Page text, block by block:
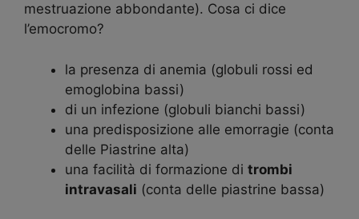
mestruazione abbondante). Cosa ci dice
l’emocromo?
la presenza di anemia (globuli rossi ed
emoglobina bassi)
di un infezione (globuli bianchi bassi)
una predisposizione alle emorragie (conta
delle Piastrine alta)
una facilità di formazione di trombi
intravasali (conta delle piastrine bassa)